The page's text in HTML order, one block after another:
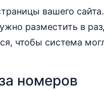
вашего
разместить в
чтобы система
номеров